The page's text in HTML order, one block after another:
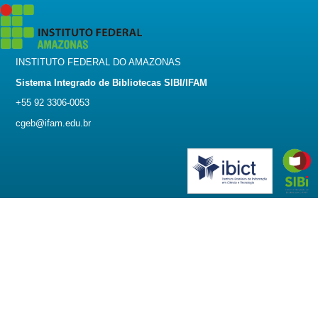
INSTITUTO FEDERAL DO AMAZONAS
Sistema Integrado de Bibliotecas SIBI/IFAM
+55 92 3306-0053
cgeb@ifam.edu.br